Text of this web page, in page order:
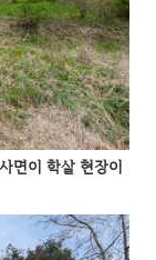
면이 학살 현장이